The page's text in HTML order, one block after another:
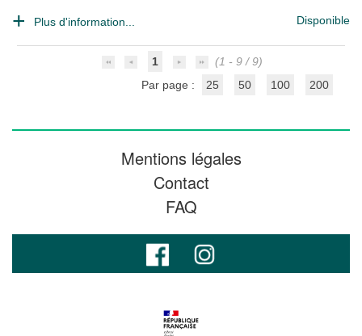
Plus d'information... Disponible
1
(1 - 9 / 9)
Par page :
25 50 100 200
Mentions légales
Contact
FAQ